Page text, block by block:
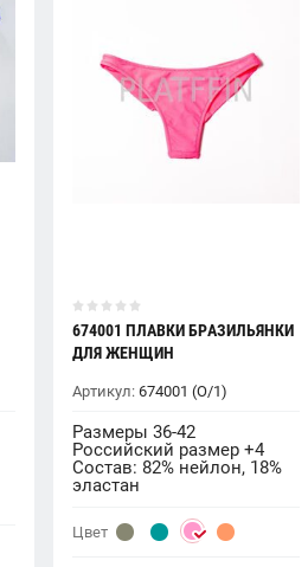
674001 ПЛАВКИ БРАЗИЛЬЯНКИ
ДЛЯ ЖЕНЩИН
Артикул: 674001 (O/1)
Размеры 36-42
Российский размер +4
Состав: 82% нейлон, 18%
эластан
Цвет